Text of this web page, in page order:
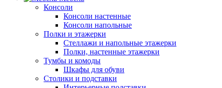
Консоли
Консоли настенные
Консоли напольные
Полки и этажерки
Стеллажи и напольные этажерки
Полки, настенные этажерки
Тумбы и комоды
Шкафы для обуви
Столики и подставки